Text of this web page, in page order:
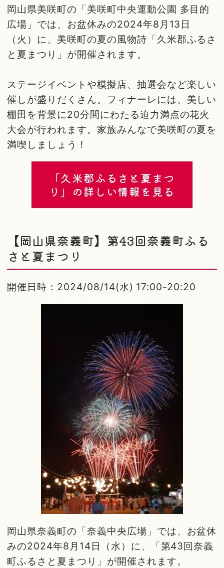
岡山県美咲町の「美咲町中央運動公園 多目的
広場」では、お盆休みの2024年8月13日
（火）に、美咲町の夏の風物詩「久米郡ふるさ
と夏まつり」が開催されます。
ステージイベントや模擬店、抽選会など楽しい
催しが盛りだくさん。フィナーレには、美しい
棚田を背景に20分間にわたる迫力満点の花火
大会が行われます。家族みんなで美咲町の夏を
満喫しましょう！
「久米郡ふるさと夏まつ
り」の詳しい情報を見る
【岡山県奈義町】第43回奈義町ふる
さと夏まつり
開催日時：2024/08/14(水) 17:00-20:20
岡山県奈義町の「奈義中央広場」では、お盆休
みの2024年8月14日（水）に、「第43回奈義
町ふるさと夏まつり」が開催されます。